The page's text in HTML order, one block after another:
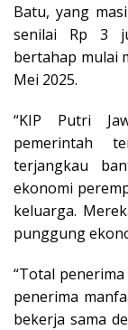
Batu, yang
senilai Rp 3
bertahap mulai
Mei 2025.
“KIP Putri
pemerintah
terjangkau
ekonomi
keluarga.
punggung
“Total
penerima
bekerja sama